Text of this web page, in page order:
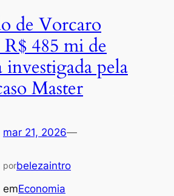
de Vorcaro
R$ 485 mi de
investigada pela
Master
mar 21, 2026—
porbelezaintro
emEconomia